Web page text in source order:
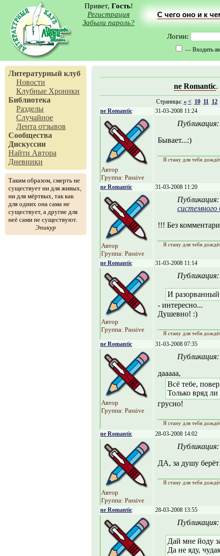
Привет, Гость!
Регистрация
Забыли пароль?
С чего оно и к
Логин:
— Входить
Литературный клуб
Новости
Клубные Хроники
Библиотека
Разделы
Случайное
Лента отзывов
Сообщества
Дискуссии
Найти Автора
Дневники
Таким образом, смерть не
существует ни для живых,
ни для мёртвых, так как
для одних она сама не
существует, а другие для
неё сами не существуют.
Эпикур
ne Romantic.
Страницы: « < 10 11 12
ne Romantic
31-03-2008 11:24
Автор
Группа: Passive
Бывает...:)
Я стану для тебя
ne Romantic 31-03-2008 11:20
Автор
Группа: Passive
системного
!!! Без
Я стану для тебя
ne Romantic 31-03-2008 11:14
Автор
Группа: Passive
И
- интересно...
Душевно! :)
Я стану для тебя
ne Romantic 31-03-2008 07:35
Автор
Группа: Passive
дааааа,
Всё тебе,
Только вряд
грусно!
Я стану для тебя
ne Romantic 28-03-2008 14:02
Автор
Группа: Passive
ДА, за душу
Я стану для тебя
ne Romantic 28-03-2008 13:55
Дай мне йоду
Да не яду,